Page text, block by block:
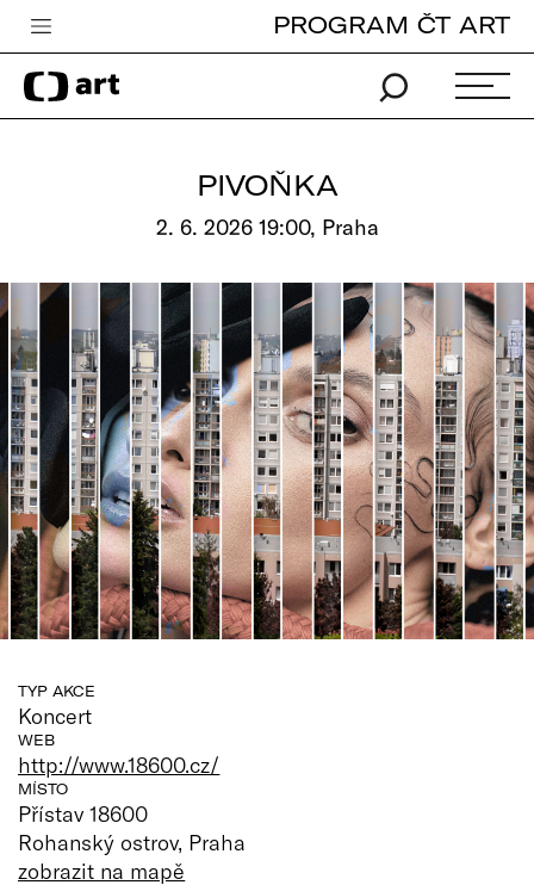
Česká televize
Zpravodajství
Pro děti
edu
Vše o ČT
PROGRAM ČT ART
PIVOŇKA
2. 6. 2026 19:00, Praha
TYP AKCE
Koncert
WEB
http://www.18600.cz/
MÍSTO
Přístav 18600
Rohanský ostrov, Praha
zobrazit na mapě